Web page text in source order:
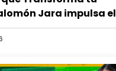
Jara impulsa el
Santiago Minas